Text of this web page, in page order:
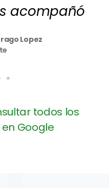
acompañó
Lopez
todos los
Google